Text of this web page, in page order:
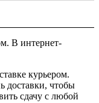
В интернет-
курьером.
доставки, чтобы
сдачу с любой